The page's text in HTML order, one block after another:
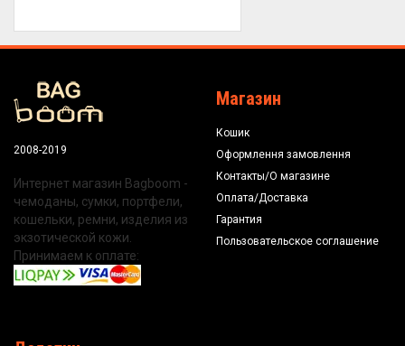
2008-2019
Интернет магазин Bagboom -
чемоданы, сумки, портфели,
кошельки, ремни, изделия из
экзотической кожи.
Принимаем к оплате:
Магазин
Кошик
Оформлення замовлення
Контакты/О магазине
Оплата/Доставка
Гарантия
Пользовательское соглашение